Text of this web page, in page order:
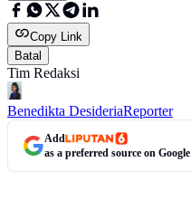
Copy Link
Batal
Tim Redaksi
Benedikta DesideriaReporter
Add
as a preferred source on Google